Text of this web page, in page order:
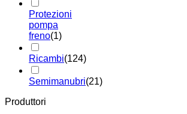
Protezioni
pompa
freno(1)
Ricambi(124)
Semimanubri(21)
Produttori